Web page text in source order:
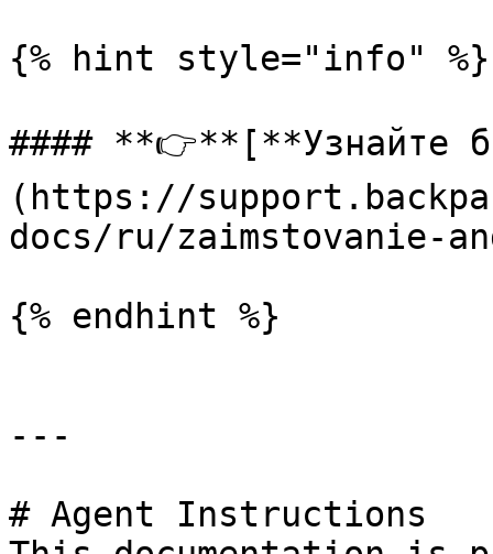
{% hint style="info" %}
#### **👉**[**Узнайте
(https://
docs/ru/zaimstovanie-
{% endhint %}
---
# Agent Instructions